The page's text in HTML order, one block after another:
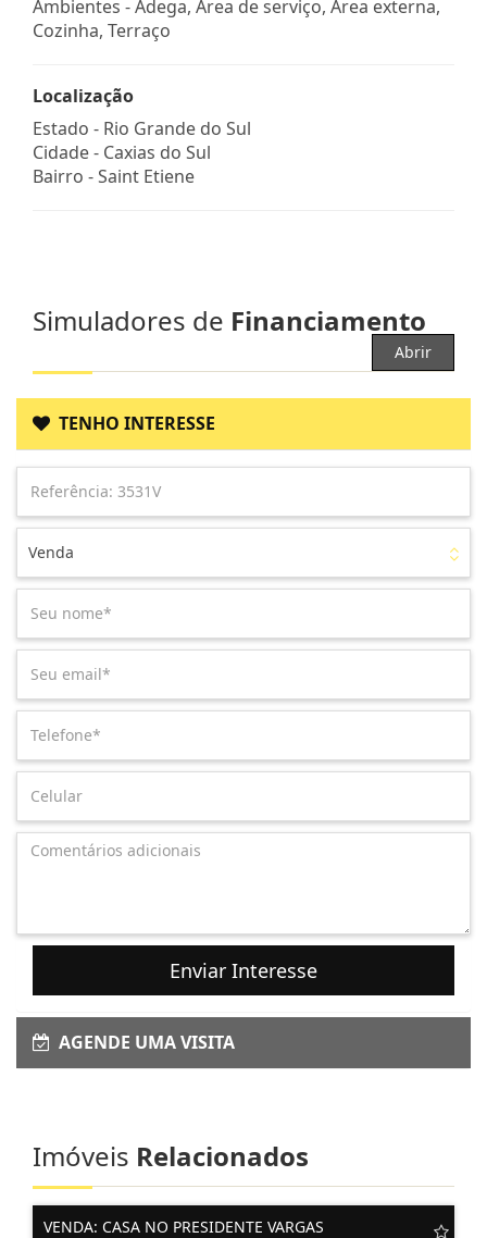
Ambientes - Adega, Área de serviço, Área externa,
Cozinha, Terraço
Localização
Estado - Rio Grande do Sul
Cidade - Caxias do Sul
Bairro -Saint Etiene
Simuladores de Financiamento
Abrir
TENHO INTERESSE
Venda
Enviar Interesse
AGENDE UMA VISITA
Imóveis Relacionados
VENDA: CASA NO PRESIDENTE VARGAS